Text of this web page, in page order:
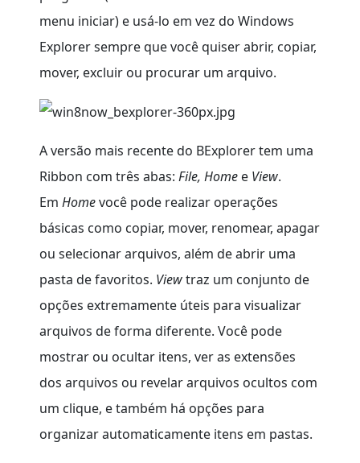
menu iniciar) e usá-lo em vez do Windows
Explorer sempre que você quiser abrir, copiar,
mover, excluir ou procurar um arquivo.
A versão mais recente do BExplorer tem uma
Ribbon com três abas:File, Home e View.
EmHomevocê pode realizar operações
básicas como copiar, mover, renomear, apagar
ou selecionar arquivos, além de abrir uma
pasta de favoritos. Viewtraz um conjunto de
opções extremamente úteis para visualizar
arquivos de forma diferente. Você pode
mostrar ou ocultar itens, ver as extensões
dos arquivos ou revelar arquivos ocultos com
um clique, e também há opções para
organizar automaticamente itens em pastas.